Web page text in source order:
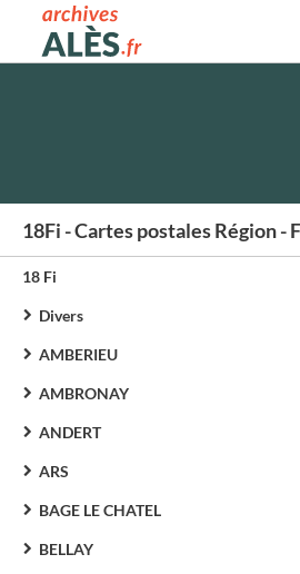
Archives municipales d'Alès
18Fi - Cartes postales Région -
18 Fi
Divers
AMBERIEU
AMBRONAY
ANDERT
ARS
BAGE LE CHATEL
BELLAY